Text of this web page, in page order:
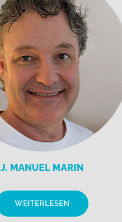
J. MANUEL MARIN
WEITERLESEN